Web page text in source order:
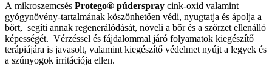
A mikroszemcsés Protego® púderspray cink-oxid valamint
gyógynövény-tartalmának köszönhetően védi, nyugtatja és ápolja a
bőrt, segíti annak regenerálódását, növeli a bőr és a szőrzet ellenálló
képességét. Vérzéssel és fájdalommal járó folyamatok kiegészítő
terápiájára is javasolt, valamint kiegészítő védelmet nyújt a legyek és
a szúnyogok irritációja ellen.